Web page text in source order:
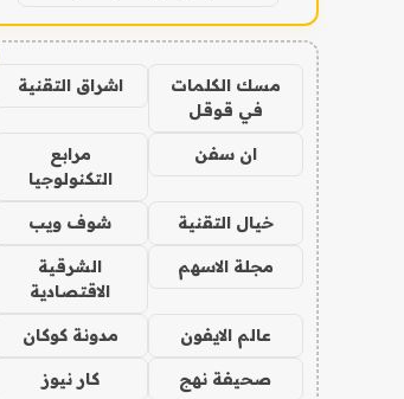
مسك الكلمات
في قوقل
اشراق التقنية
ان سفن
مرابع
التكنولوجيا
خيال التقنية شوف ويب
مجلة الاسهم
الشرقية
الاقتصادية
عالم الايفون مدونة كوكان
صحيفة نهج كار نيوز